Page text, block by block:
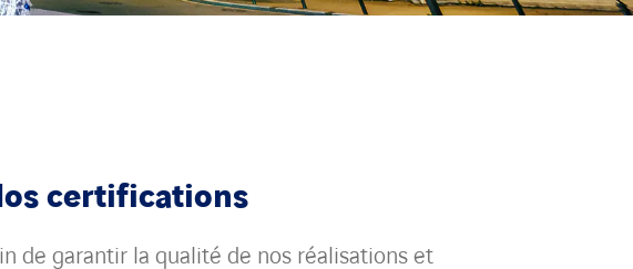
certifications
de garantir la qualité de nos réalisations et